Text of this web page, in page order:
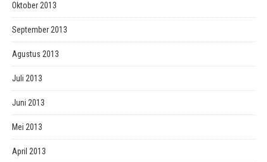
Oktober 2013
September 2013
Agustus 2013
Juli 2013
Juni 2013
Mei 2013
April 2013